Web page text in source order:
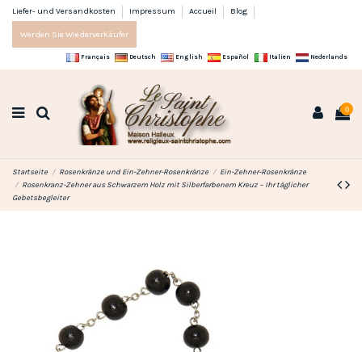
Liefer- und Versandkosten Impressum Accueil Blog
Werden Sie Wiederverkäufer
Français Deutsch English Español Italien Nederlands
0
Startseite Rosenkränze und Ein-Zehner-Rosenkränze
Ein-Zehner-Rosenkränze
Rosenkranz-Zehner aus Schwarzem Holz mit Silberfarbenem Kreuz – Ihr täglicher
Gebetsbegleiter